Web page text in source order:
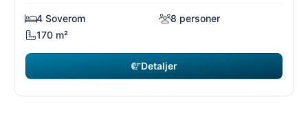
4 Soverom
8 personer
170 m²
Detaljer